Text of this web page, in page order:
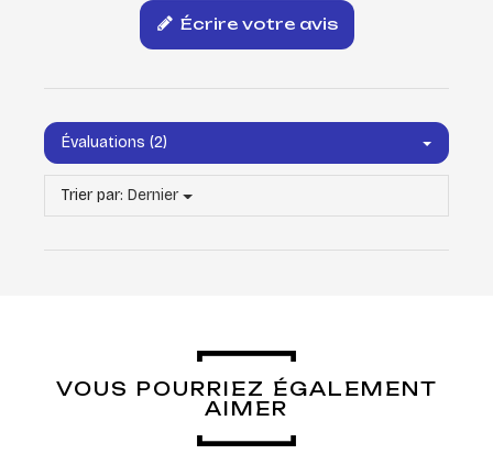
Écrire votre avis
Évaluations (2)
Trier par: Dernier
VOUS POURRIEZ ÉGALEMENT
AIMER